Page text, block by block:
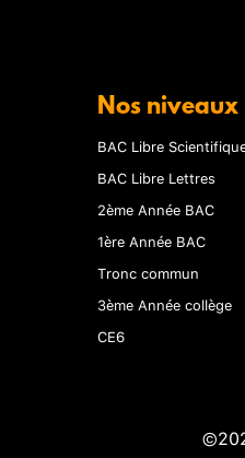
Nos niveaux
BAC Libre
BAC Libre Lettres
2ème Année BAC
1ère Année BAC
Tronc commun
3ème Année collège
CE6